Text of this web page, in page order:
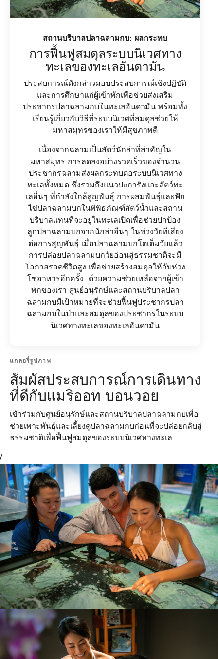
สถานบริบาลปลาฉลามกบ: ผลกระทบ
การฟื้นฟูสมดุลระบบนิเวศทาง
ทะเลของทะเลอันดามัน
ประสบการณ์ดังกล่าวมอบประสบการณ์เชิงปฏิบัติ
และการศึกษาแก่ผู้เข้าพักเพื่อช่วยส่งเสริม
ประชากรปลาฉลามกบในทะเลอันดามัน พร้อมทั้ง
เรียนรู้เกี่ยวกับวิธีที่ระบบนิเวศที่สมดุลช่วยให้
มหาสมุทรของเราให้มีสุขภาพดี
เนื่องจากฉลามเป็นสัตว์นักล่าที่สำคัญใน
มหาสมุทร การลดลงอย่างรวดเร็วของจำนวน
ประชากรฉลามส่งผลกระทบต่อระบบนิเวศทาง
ทะเลทั้งหมด ซึ่งรวมถึงแนวปะการังและสัตว์ทะ
เลอื่นๆ ที่กำลังใกล้สูญพันธุ์ การผสมพันธุ์และฟัก
ไข่ปลาฉลามบกในพิพิธภัณฑ์สัตว์น้ำและสถาน
บริบาลแทนที่จะอยู่ในทะเลเปิดเพื่อช่วยปกป้อง
ลูกปลาฉลามบกจากนักล่าอื่นๆ ในช่วงวัยที่เสี่ยง
ต่อการสูญพันธุ์ เมื่อปลาฉลามบกโตเต็มวัยแล้ว
การปล่อยปลาฉลามบกวัยอ่อนสู่ธรรมชาติจะมี
โอกาสรอดชีวิตสูง เพื่อช่วยสร้างสมดุลให้กับห่วง
โซ่อาหารอีกครั้ง ด้วยความช่วยเหลือจากผู้เข้า
พักของเรา ศูนย์อนุรักษ์และสถานบริบาลปลา
ฉลามกบมีเป้าหมายที่จะช่วยฟื้นฟูประชากรปลา
ฉลามกบในป่าและสมดุลของประชากรในระบบ
นิเวศทางทะเลของทะเลอันดามัน
แกลอรี่รูปภาพ
สัมผัสประสบการณ์การเดินทาง
ที่ดีกับแมริออท บอนวอย
เข้าร่วมกับศูนย์อนุรักษ์และสถานบริบาลปลาฉลามกบเพื่อ
ช่วยเพาะพันธุ์และเลี้ยงดูปลาฉลามกบก่อนที่จะปล่อยกลับสู่
ธรรมชาติเพื่อฟื้นฟูสมดุลของระบบนิเวศทางทะเล
/